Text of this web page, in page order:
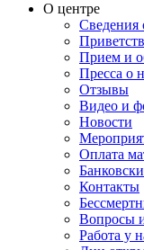
О центре
Сведения
Прием и
Пресса о
Отзывы
Видео и
Новости
Оплата
Контакты
Вопросы
Работа у